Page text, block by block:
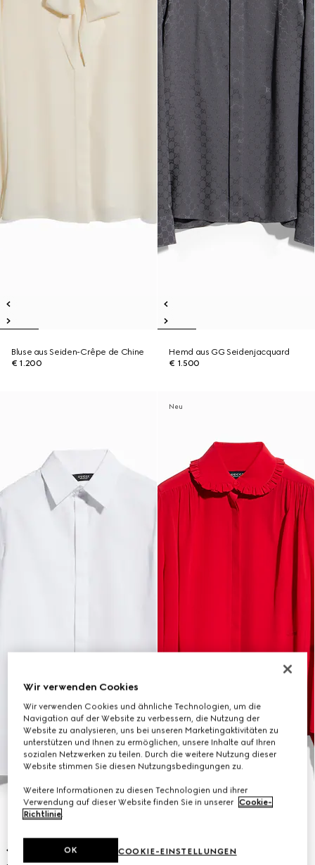
Bluse aus Seiden-Crêpe de Chine
€ 1.200
Hemd aus GG Seidenjacquard
€ 1.500
Neu
Wir verwenden Cookies
Wir verwenden Cookies und ähnliche Technologien, um die
Navigation auf der Website zu verbessern, die Nutzung der
Website zu analysieren, uns bei unseren Marketingaktivitäten zu
unterstützen und Ihnen zu ermöglichen, unsere Inhalte auf Ihren
sozialen Netzwerken zu teilen. Durch die weitere Nutzung dieser
Website stimmen Sie diesen Nutzungsbedingungen zu.
Weitere Informationen zu diesen Technologien und ihrer
Verwendung auf dieser Website finden Sie in unserer Cookie-
Richtlinie.
COOKIE-EINSTELLUNGEN
OK